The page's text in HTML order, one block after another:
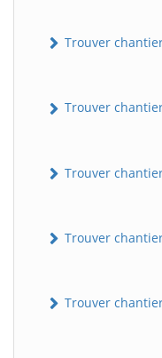
Trouver
Trouver
Trouver
Trouver
Trouver
B BatiWebPro